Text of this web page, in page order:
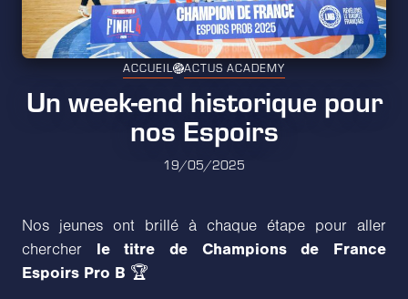
ACCUEIL ACTUS ACADEMY
Un week-end historique pour
nos Espoirs
19/05/2025
Nos jeunes ont brillé à chaque étape pour aller
chercher le titre de Champions de France
Espoirs Pro B 🏆